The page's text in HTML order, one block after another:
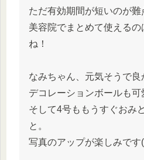
ただ有効期間が短いのが難
美容院でまとめて使える
ね！
なみちゃん、元気そうで良
デコレーションボールも可
そして4号ももうすぐおみ
と。
写真のアップが楽しみです